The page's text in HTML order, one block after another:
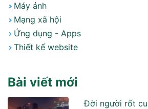
Máy ảnh
Mạng xã hội
Ứng dụng - Apps
Thiết kế website
Bài viết mới
Đời người rốt